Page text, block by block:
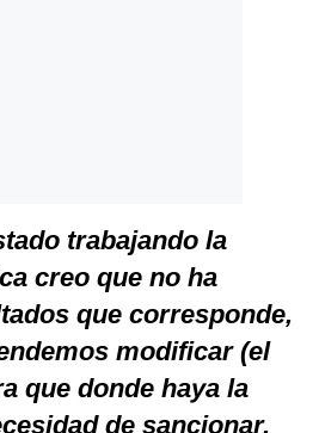
trabajando la
creo que no ha
que corresponde,
modificar (el
que donde haya la
de sancionar,